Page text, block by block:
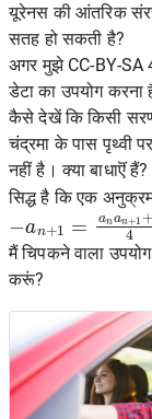
यूरेनस की आंतरिक
सतह हो सकती है?
अगर मुझे CC-BY-SA
डेटा का उपयोग करना
कैसे देखें कि किसी
चंद्रमा के पास पृथ्वी
नहीं है। क्या बाधाऎं हैं?
सिद्ध है कि एक
an a nan+1
मैं चिपकने वाला
करूं?